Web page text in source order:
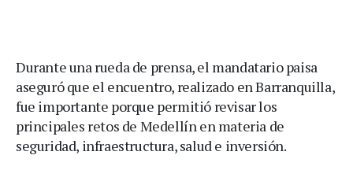
Durante una rueda de prensa, el mandatario paisa
aseguró que el encuentro, realizado en Barranquilla,
fue importante porque permitió revisar los
principales retos de Medellín en materia de
seguridad, infraestructura, salud e inversión.